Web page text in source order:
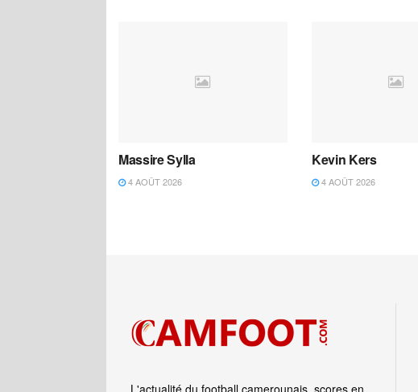
Massire Sylla
4 AOÛT 2026
Kevin Kers
4 AOÛT 2026